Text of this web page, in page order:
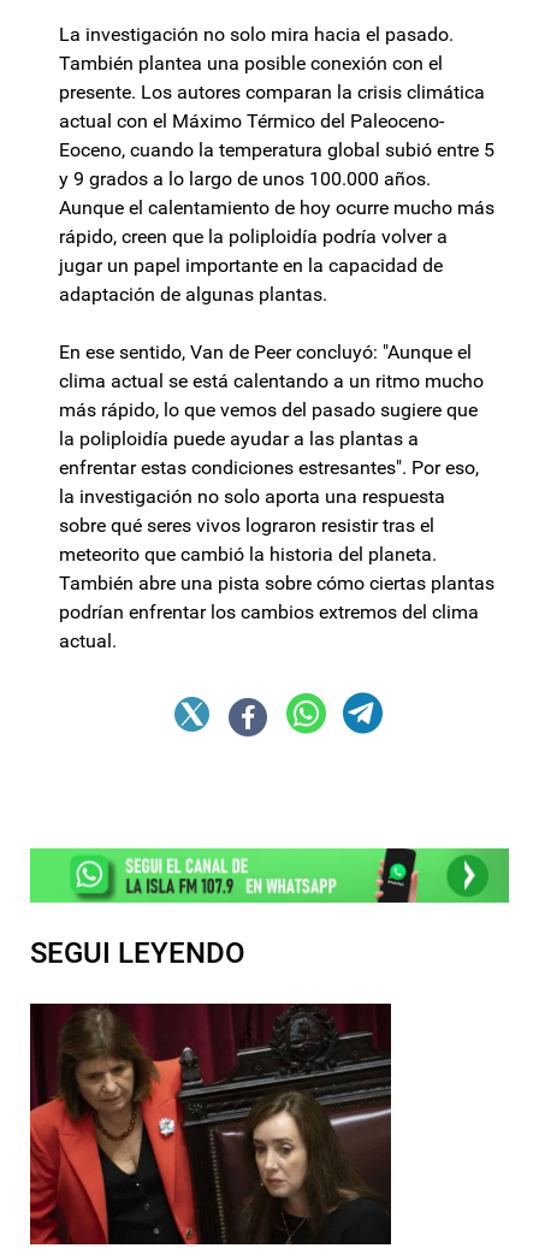
La investigación no solo mira hacia el pasado.
También plantea una posible conexión con el
presente. Los autores comparan la crisis climática
actual con el Máximo Térmico del Paleoceno-
Eoceno, cuando la temperatura global subió entre 5
y 9 grados a lo largo de unos 100.000 años.
Aunque el calentamiento de hoy ocurre mucho más
rápido, creen que la poliploidía podría volver a
jugar un papel importante en la capacidad de
adaptación de algunas plantas.
En ese sentido, Van de Peer concluyó: "Aunque el
clima actual se está calentando a un ritmo mucho
más rápido, lo que vemos del pasado sugiere que
la poliploidía puede ayudar a las plantas a
enfrentar estas condiciones estresantes". Por eso,
la investigación no solo aporta una respuesta
sobre qué seres vivos lograron resistir tras el
meteorito que cambió la historia del planeta.
También abre una pista sobre cómo ciertas plantas
podrían enfrentar los cambios extremos del clima
actual.
SEGUI LEYENDO